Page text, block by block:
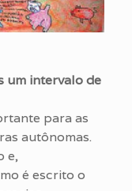
um intervalo de
para as
autônomas.
e,
é escrito o